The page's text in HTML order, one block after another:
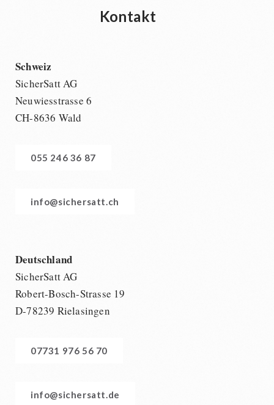
Kontakt
Schweiz
SicherSatt AG
Neuwiesstrasse 6
CH-8636 Wald
055 246 36 87
info@sichersatt.ch
Deutschland
SicherSatt AG
Robert-Bosch-Strasse 19
D-78239 Rielasingen
07731 976 56 70
info@sichersatt.de